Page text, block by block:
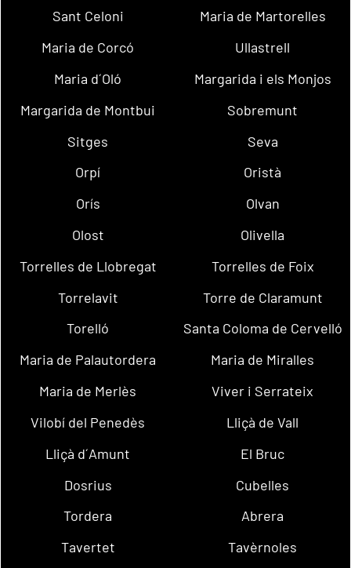
Sant Celoni
Maria de Martorelles
Maria de Corcó
Ullastrell
Maria d´Oló
Margarida i els Monjos
Margarida de Montbui
Sobremunt
Sitges
Seva
Orpí
Oristà
Orís
Olvan
Olost
Olivella
Torrelles de Llobregat
Torrelles de Foix
Torrelavit
Torre de Claramunt
Torelló
Santa Coloma de Cervelló
Maria de Palautordera
Maria de Miralles
Maria de Merlès
Viver i Serrateix
Vilobí del Penedès
Lliçà de Vall
Lliçà d´Amunt
El Bruc
Dosrius
Cubelles
Tordera
Abrera
Tavertet
Tavèrnoles